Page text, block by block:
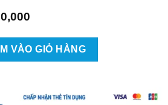
Giá
tại
là:
₫7,000,000.
Xe Nissan Navara Tại TPHCM số lượng
VÀO GIỎ HÀNG